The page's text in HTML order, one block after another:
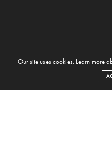
Our site uses cookies. Learn more